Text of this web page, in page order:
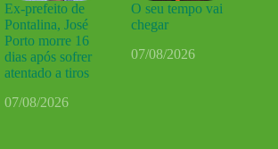
Ex-prefeito de
Pontalina, José
Porto morre 16
dias após sofrer
atentado a tiros
07/08/2026
O seu tempo vai
chegar
07/08/2026